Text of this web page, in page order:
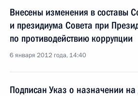
Внесены изменения в составы
и президиума Совета при
по противодействию коррупции
6 января 2012 года, 14:40
Подписан Указ о назначении на